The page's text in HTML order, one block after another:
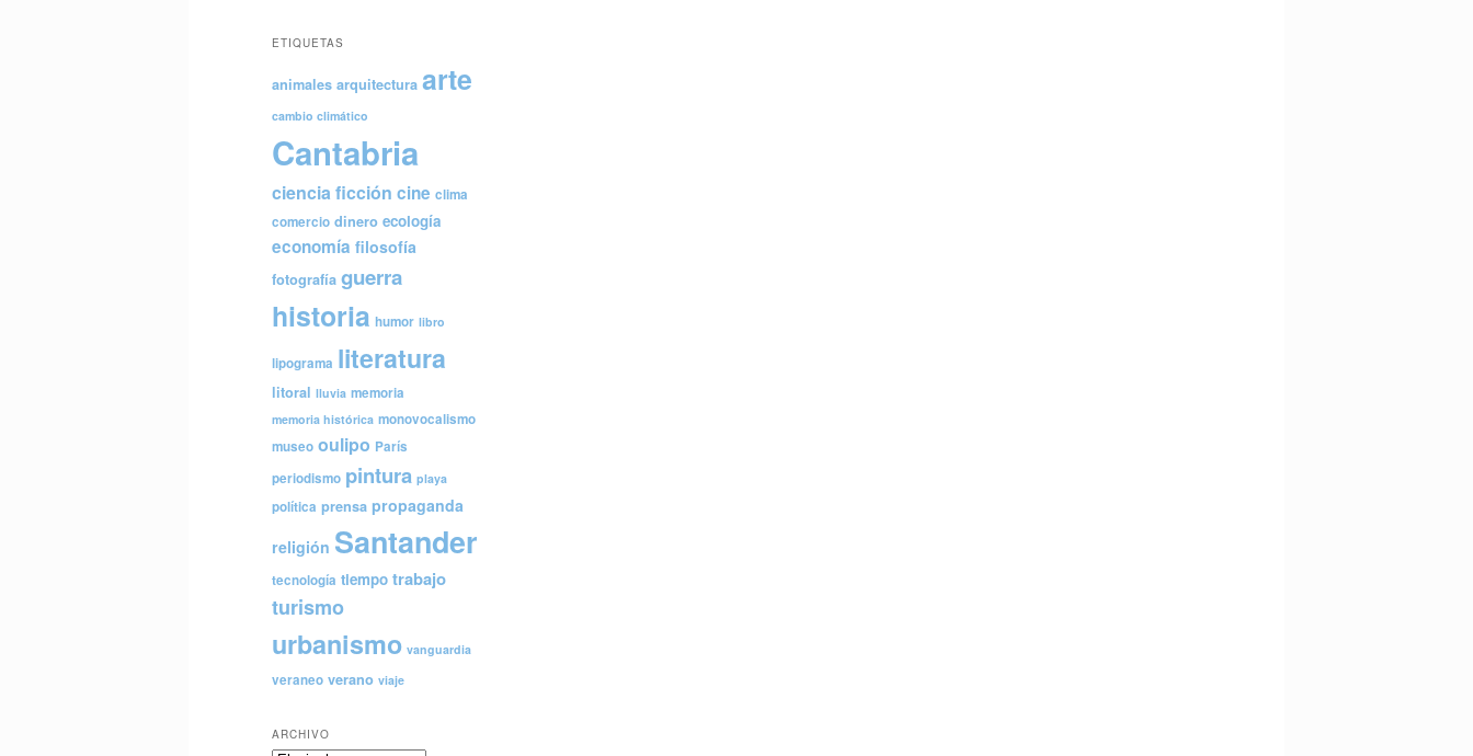
ETIQUETAS
animales arquitectura arte
cambio climático
Cantabria
ciencia ficción cine clima
comercio dinero ecología
economía filosofía
fotografía guerra
historia humor libro
lipograma literatura
litoral lluvia memoria
memoria histórica monovocalismo
museo oulipo París
periodismo pintura playa
política prensa propaganda
religión Santander
tecnología tiempo trabajo
turismo
urbanismo vanguardia
veraneo verano viaje
ARCHIVO